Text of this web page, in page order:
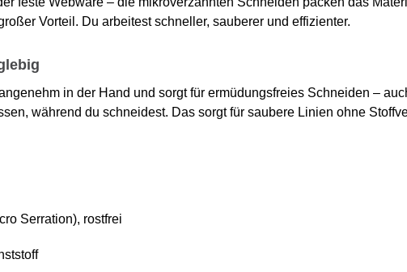
Vorteil. Du arbeitest schneller, sauberer und effizienter.
in der Hand und sorgt für ermüdungsfreies Schneiden –
während du schneidest. Das sorgt für saubere Linien ohne
Serration), rostfrei